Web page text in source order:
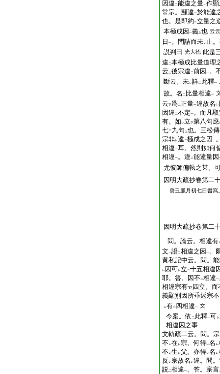
因違 二能違之量一作
常宗。顯違 二於能違
也。是即約 二 立量之
本極成因 一義 上也 云云
日 一。問詰而未レ止
説判曰 光大徳 此是
違 二本極成比量道理
云三後宗違 二前因 一。
斷云。未レ詳二 此釋一
故。名 二 比量相違一
云下爲二正量一違故名 中
因違 二不定一。而凡
有。如 レ立下第八句應
七･九句 上也。三松
宗非レ違 二極成之因 一
相違一耳。然則如何
相違一。違 二能違量因
尤彼師偏執之甚。
因明大疏抄卷第二
癸丑臘月初七日書寫
因明大疏抄卷第二
問。論云。相違有
文一證二相違之因 一。
黄私記中云。問。
レ 因可レ立 二十五相違
耶。答。因不 二相違一
相違宗有
四立。而
義顯別因所乖返宗不
レ有二 四相違一 文
今案。依 二 此釋一可レ
相違因之事
文軌疏二云。問。
不 レ在レ宗。何得レ名 レ
不 レ生 レ父。亦得レ名 レ
反 レ宗故名 レ違。問
説二相違一。答。宗言